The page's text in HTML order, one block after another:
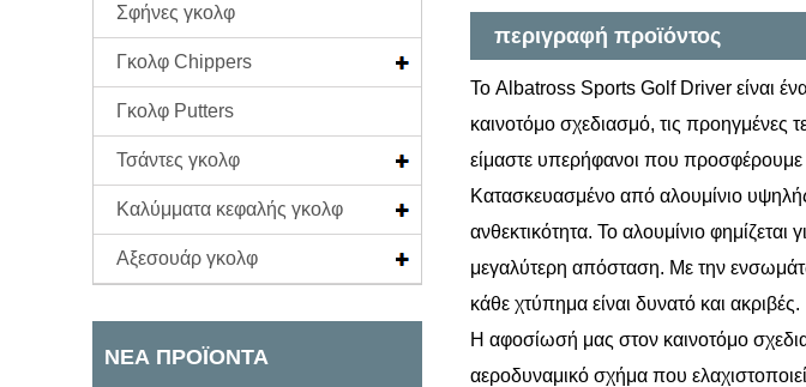
Σφήνες γκολφ
Γκολφ Chippers
Γκολφ Putters
Τσάντες γκολφ
Καλύμματα κεφαλής γκολφ
Αξεσουάρ γκολφ
ΝΈΑ ΠΡΟΪΌΝΤΑ
περιγραφή προϊόντος
Το Albatross Sports Golf Driver είναι
καινοτόμο σχεδιασμό, τις προηγμένες
είμαστε υπερήφανοι που
Κατασκευασμένο από αλουμίνιο
ανθεκτικότητα. Το αλουμίνιο φημίζεται
μεγαλύτερη απόσταση. Με την
κάθε χτύπημα είναι δυνατό και ακριβές.
Η αφοσίωσή μας στον καινοτόμο
αεροδυναμικό σχήμα που